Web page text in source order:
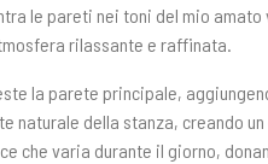
le pareti nei toni del mio amato
rilassante e raffinata.
la parete principale,
naturale della stanza, creando
che varia durante il giorno,